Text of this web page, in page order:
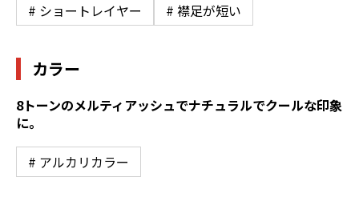
# ショートレイヤー
# 襟足が短い
カラー
8トーンのメルティアッシュでナチュラルでクールな印象
に。
# アルカリカラー